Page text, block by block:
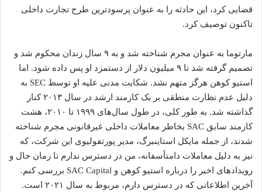
قضایی کرد، این حادثه را به عنوان پرسودترین طرح تجارت داخلی
تاکنون توصیف کرد.
مارتوما به عنوان مجرم شناخته شد و به ۹ سال زندان محکوم شد و
تصمیم گرفته شد تا ۹ میلیون دلار از دستمزد او پس داده شود. اما
استیو کوهن هرگز متهم نشد. شکایت مدنی علیه او توسط SEC به
دلیل عدم نظارت منطقی بر یک کارمند ارشد در سال ۲۰۱۳ کنار
گذاشته شد. به طور کلی، در طول سال‌های ۱۹۹۹ تا ۲۰۱۰، هشت
کارمند سابق SAC بخاطر معاملات داخلی غیرقانونی مجرم شناخته
شدند، از جمله مایکل استاینبرگ، مدیر پورتفولیوی این شرکت، که
نیز به دلیل معاملات دامتأسفانه، من در دسترس ندارم تا زمان حال و
رویدادهای اخیر را درباره استیو کوهن و SAC Capital بررسی کنم.
آخرین اطلاعاتی که در دسترس دارم، مربوط به سال ۲۰۲۱ است.